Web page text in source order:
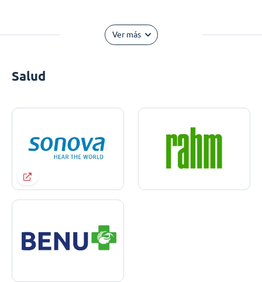
Ver más
Salud